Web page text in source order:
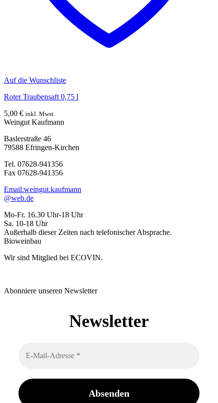
Auf die Wunschliste
Roter Traubensaft 0,75 l
5,00 € inkl. Mwst.
Weingut Kaufmann
Baslerstraße 46
79588 Efringen-Kirchen
Tel. 07628-941356
Fax 07628-941356
Email:weingut.kaufmann
@web.de
Mo-Fr. 16.30 Uhr-18 Uhr
Sa. 10-18 Uhr
Außerhalb dieser Zeiten nach telefonischer Absprache.
Bioweinbau
Wir sind Mitglied bei ECOVIN.
Abonniere unseren Newsletter
Newsletter